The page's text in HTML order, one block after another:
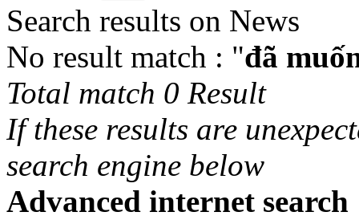
Search results on News
No result match : "đã
Total match 0 Result
If these results are
search engine below
Advanced internet search